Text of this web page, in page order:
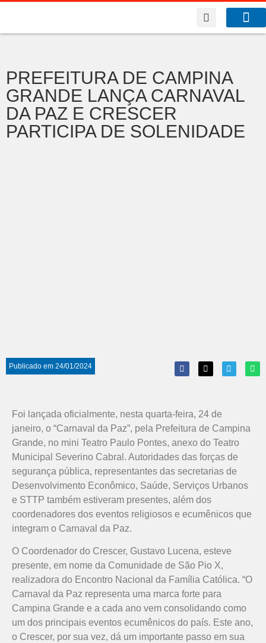
PREFEITURA DE CAMPINA
GRANDE LANÇA CARNAVAL
DA PAZ E CRESCER
PARTICIPA DE SOLENIDADE
Publicado em 24/01/2024
Foi lançada oficialmente, nesta quarta-feira, 24 de
janeiro, o “Carnaval da Paz”, pela Prefeitura de Campina
Grande, no mini Teatro Paulo Pontes, anexo do Teatro
Municipal Severino Cabral. Autoridades das forças de
segurança pública, representantes das secretarias de
Desenvolvimento Econômico, Saúde, Serviços Urbanos
e STTP também estiveram presentes, além dos
coordenadores dos eventos religiosos e ecumênicos que
integram o Carnaval da Paz.
O Coordenador do Crescer, Gustavo Lucena, esteve
presente, em nome da Comunidade de São Pio X,
realizadora do Encontro Nacional da Família Católica. “O
Carnaval da Paz representa uma marca forte para
Campina Grande e a cada ano vem consolidando como
um dos principais eventos ecumênicos do país. Este ano,
o Crescer, por sua vez, dá um importante passo em sua